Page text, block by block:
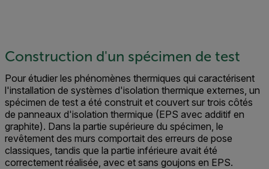
Construction d'un spécimen de test
Pour étudier les phénomènes thermiques qui caractérisent
l'installation de systèmes d'isolation thermique externes, un
spécimen de test a été construit et couvert sur trois côtés
de panneaux d'isolation thermique (EPS avec additif en
graphite). Dans la partie supérieure du spécimen, le
revêtement des murs comportait des erreurs de pose
classiques, tandis que la partie inférieure avait été
correctement réalisée, avec et sans goujons en EPS.